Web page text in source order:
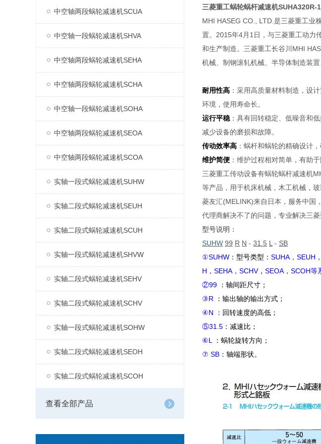
中空轴两段蜗轮减速机SCUA
中空轴一段蜗轮减速机SHVA
中空轴两段蜗轮减速机SEHA
中空轴两段蜗轮减速机SCHA
中空轴一段蜗轮减速机SOHA
中空轴两段蜗轮减速机SEOA
中空轴两段蜗轮减速机SCOA
实轴一段式蜗轮减速机SUHW
实轴二段式蜗轮减速机SEUH
实轴二段式蜗轮减速机SCUH
实轴一段式蜗轮减速机SHVW
实轴二段式蜗轮减速机SEHV
实轴二段式蜗轮减速机SCHV
实轴一段式蜗轮减速机SOHW
实轴二段式蜗轮减速机SEOH
实轴二段式蜗轮减速机SCOH
查看全部产品
三菱重工蜗轮蜗杆减速机SUHA320R-
MHI HASEG CO., LTD.是三菱重工业
置。2015年4月1日，与三菱重工动力
和生产制造。三菱重工长谷川MHI
机械、制钢滚轧机械、半导体制造装
耐用性高 ：采用高质量材料制造，设
环境，使用寿命长。
运行平稳 ：具有回转稳定、低噪音和
减少设备的磨损和故障。
传动效率高 ：蜗杆和蜗轮的精确设计
维护简便 ：维护过程相对简单，有助
三菱重工传动设备有蜗轮蜗杆减速机
等产品，用于机床机械，木工机械，玻
菱友汇(MELINK)来自日本，服务中国
代理商解决不了的问题，专业解决三菱
型号说明：
SUHW 99 R N - 31.5 L - SB
①SUHW ：型号类型： SUHA，SEUH
H，SEHA，SCHV， SEOA，SCOH等
②99
：轴间距尺寸；
③R
：输出轴的输出方式；
④N
：回转速度的高低；
⑤31.5 ：减速比；
⑥L
：蜗轮旋转方向；
⑦ SB ：轴端形状。